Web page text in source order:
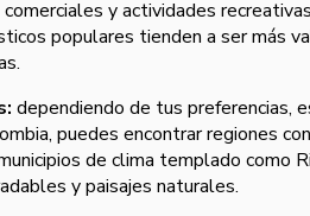
y actividades
populares tienden a ser más
dependiendo de tus preferencias,
puedes encontrar regiones
de clima templado como
y paisajes naturales.